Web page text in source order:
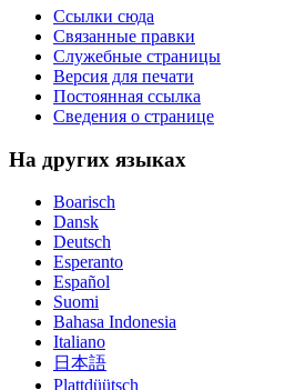
Ссылки сюда
Связанные правки
Служебные страницы
Версия для печати
Постоянная ссылка
Сведения о странице
На других языках
Boarisch
Dansk
Deutsch
Esperanto
Español
Suomi
Bahasa Indonesia
Italiano
日本語
Plattdüütsch